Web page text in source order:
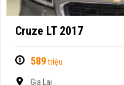
Cruze LT 2017
589triệu
Gia Lai